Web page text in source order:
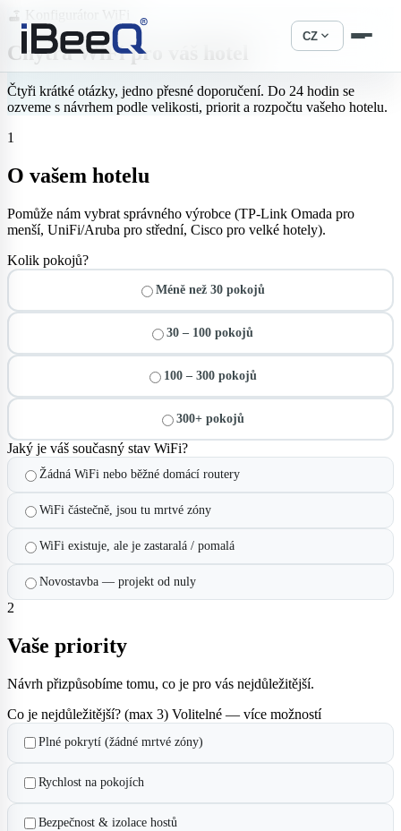
CZ expand_more
router Konfigurátor WiFi
Chytrá WiFi pro
Čtyři krátké otázky, jedno přesné doporučení. Do 24 hodin se
ozveme s návrhem podle velikosti, priorit a rozpočtu vašeho hotelu.
1
O vašem hotelu
Pomůže nám vybrat správného výrobce (TP-Link Omada pro
menší, UniFi/Aruba pro střední, Cisco pro velké hotely).
Kolik pokojů?
Méně než 30 pokojů
30 – 100 pokojů
100 – 300 pokojů
300+ pokojů
Jaký je váš současný stav WiFi?
Žádná WiFi nebo běžné domácí routery
WiFi částečně, jsou tu mrtvé zóny
WiFi existuje, ale je zastaralá / pomalá
Novostavba — projekt od nuly
2
Vaše priority
Návrh přizpůsobíme tomu, co je pro vás nejdůležitější.
Co je nejdůležitější? (max 3) Volitelné — více možností
Plné pokrytí (žádné mrtvé zóny)
Rychlost na pokojích
Bezpečnost & izolace hostů